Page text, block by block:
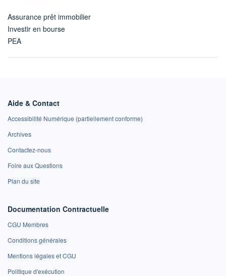
Assurance prêt immobilier
Investir en bourse
PEA
Aide & Contact
Accessibilité Numérique (partiellement conforme)
Archives
Contactez-nous
Foire aux Questions
Plan du site
Documentation Contractuelle
CGU Membres
Conditions générales
Mentions légales et CGU
Politique d'exécution